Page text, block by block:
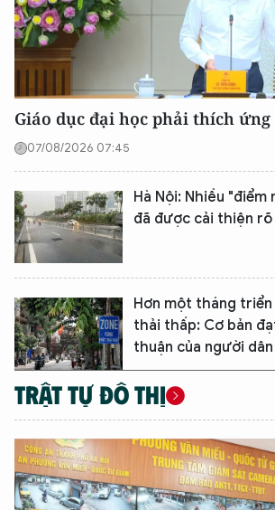
Giáo dục đại học phải thích
07/08/2026 07:45
Hà Nội: Nhiều "điểm
đã được cải thiện
Hơn một tháng
thải thấp: Cơ bản
thuận của người dân
TRẬT TỰ ĐÔ THỊ
5 điểm nghẽn của Hà Nội giải pháp